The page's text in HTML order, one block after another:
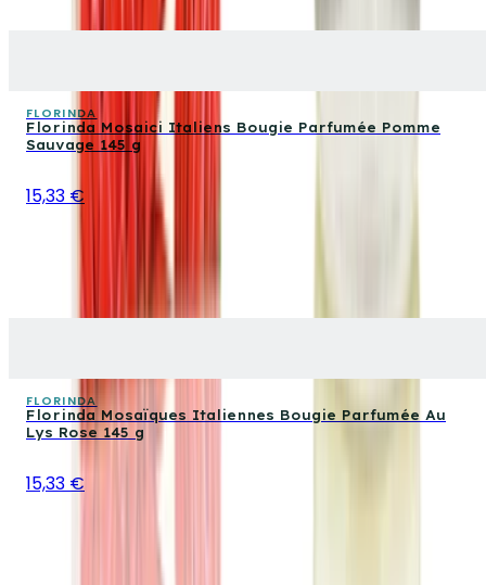
FLORINDA
Florinda Mosaici Italiens Bougie Parfumée Pomme
Sauvage 145 g
15,33 €
FLORINDA
Florinda Mosaïques Italiennes Bougie Parfumée Au
Lys Rose 145 g
15,33 €